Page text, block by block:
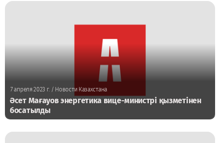
7 апреля 2023 г. / Новости Казахстана
Әсет Мағауов энергетика вице-министрі қызметінен
босатылды